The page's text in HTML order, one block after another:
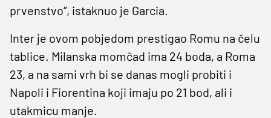
prvenstvo“, istaknuo je Garcia.
Inter je ovom pobjedom prestigao Romu na čelu
tablice. Milanska momčad ima 24 boda, a Roma
23, a na sami vrh bi se danas mogli probiti i
Napoli i Fiorentina koji imaju po 21 bod, ali i
utakmicu manje.